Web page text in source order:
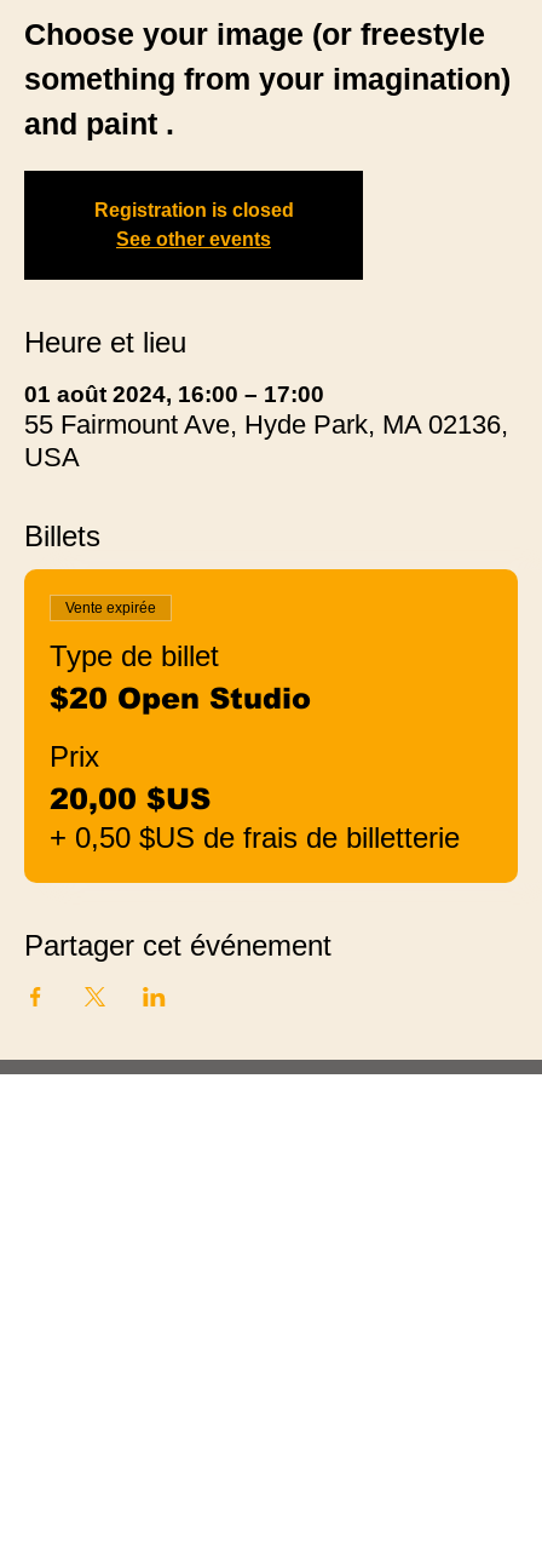
Choose your image (or freestyle
something from your imagination)
and paint .
Registration is closed
See other events
Heure et lieu
01 août 2024, 16:00 – 17:00
55 Fairmount Ave, Hyde Park, MA 02136,
USA
Billets
Vente expirée
Type de billet
$20 Open Studio
Prix
20,00 $US
+ 0,50 $US de frais de billetterie
Partager cet événement